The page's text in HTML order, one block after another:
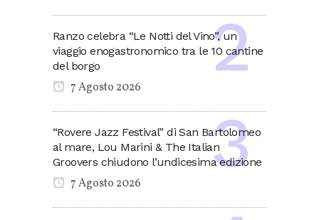
Ranzo celebra “Le Notti del Vino”, un
viaggio enogastronomico tra le 10 cantine
del borgo
7 Agosto 2026
“Rovere Jazz Festival” di San Bartolomeo
al mare, Lou Marini & The Italian
Groovers chiudono l’undicesima edizione
7 Agosto 2026